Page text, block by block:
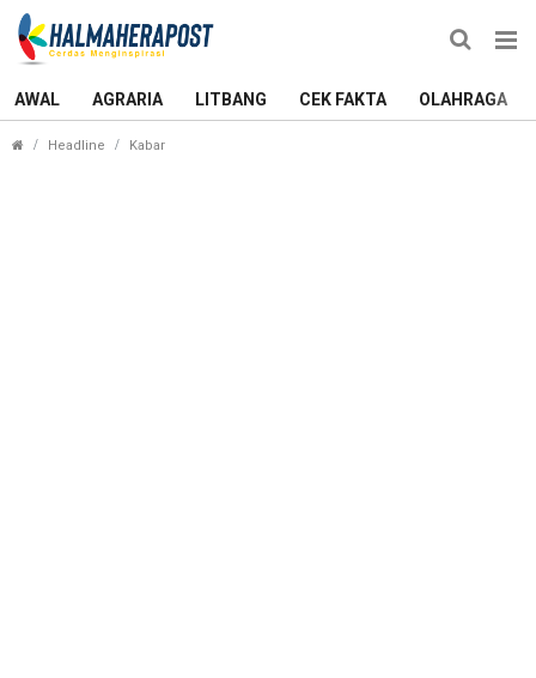
AWAL AGRARIA LITBANG CEK FAKTA OLAHRAGA
Headline Kabar